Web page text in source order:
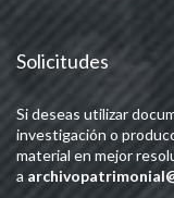
Solicitudes
Si deseas utilizar
investigación o
material en mejor
a